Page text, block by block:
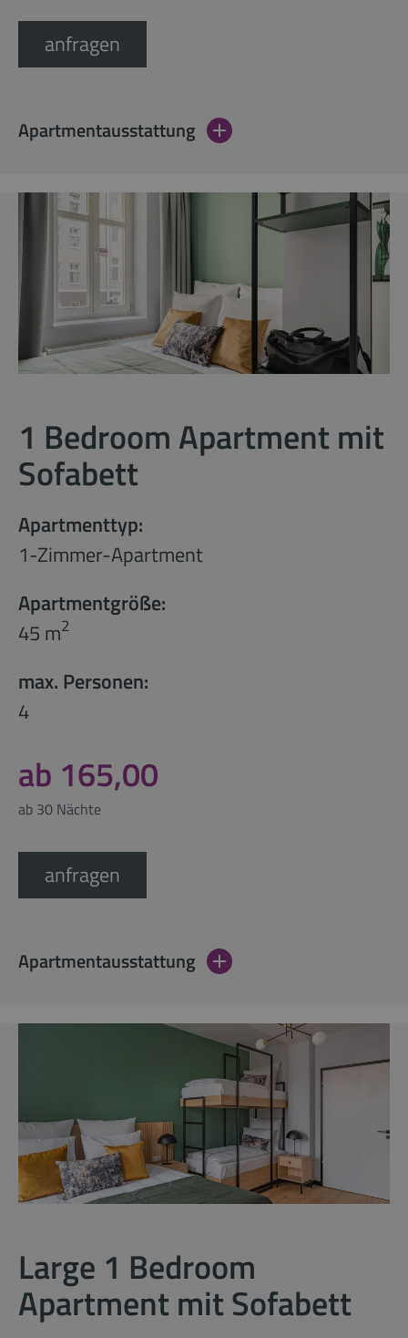
anfragen
Apartmentausstattung
1 Bedroom Apartment mit
Sofabett
Apartmenttyp:
1-Zimmer-Apartment
Apartmentgröße:
45 m2
max. Personen:
4
ab 165,00
ab 30 Nächte
anfragen
Apartmentausstattung
Large 1 Bedroom
Apartment mit Sofabett